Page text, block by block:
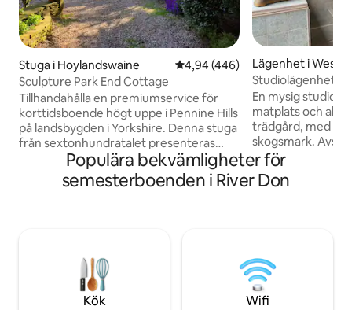
Stuga i Hoylandswaine 4,94 av 5 i genomsnittligt
4,94 (446)
Sculpture Park End Cottage
Tillhandahålla en premiumservice för
korttidsboende högt uppe i Pennine Hills
på landsbygden i Yorkshire. Denna stuga
från sextonhundratalet presenteras
oklanderligt för varje bokning av vårt
professionella team. Med riktiga
bränder, strykta bomullslakan och några
upplevelse, det kommer att påminna dig
om stugan vid eventuella återbesök i
området. Läs våra omdömen nedan.
Lägenhet i West
Studiolägenhet
En mysig
matplats och
trädgård, med
skogsmark.
Yorkshire
minuter bort och
minuter. Den
på plats så de är
på eventuella
Populära bekvämligheter för
semesterboenden i River Don
Kök Wifi